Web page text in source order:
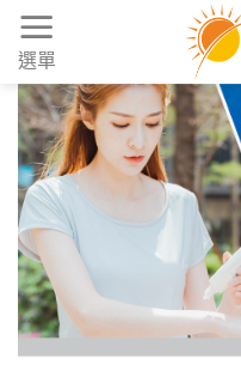
Skip
content
選單